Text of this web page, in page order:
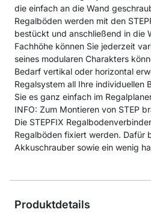
die einfach an die Wand
Regalböden werden mit den
bestückt und anschließend in die
Fachhöhe können Sie jederzeit
seines modularen Charakters
Bedarf vertikal oder horizontal
Regalsystem all Ihre individuellen
Sie es ganz einfach im
INFO: Zum Montieren von STEP
Die STEPFIX
Regalböden fixiert werden. Dafür
Akkuschrauber sowie ein wenig
Produktdetails